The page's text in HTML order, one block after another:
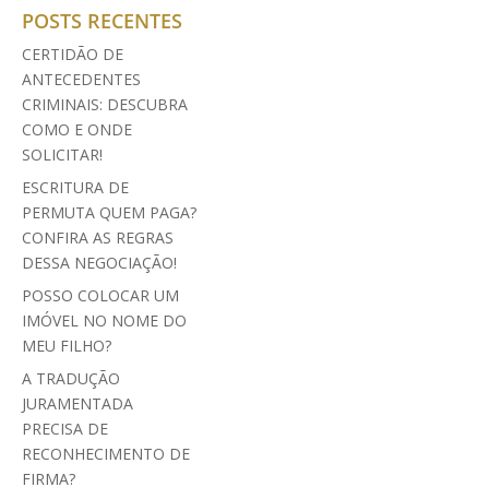
POSTS RECENTES
CERTIDÃO DE
ANTECEDENTES
CRIMINAIS: DESCUBRA
COMO E ONDE
SOLICITAR!
ESCRITURA DE
PERMUTA QUEM PAGA?
CONFIRA AS REGRAS
DESSA NEGOCIAÇÃO!
POSSO COLOCAR UM
IMÓVEL NO NOME DO
MEU FILHO?
A TRADUÇÃO
JURAMENTADA
PRECISA DE
RECONHECIMENTO DE
FIRMA?